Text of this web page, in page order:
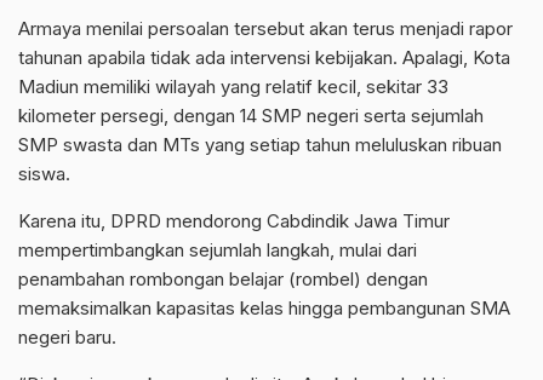
Armaya menilai persoalan tersebut akan terus menjadi rapor
tahunan apabila tidak ada intervensi kebijakan. Apalagi, Kota
Madiun memiliki wilayah yang relatif kecil, sekitar 33
kilometer persegi, dengan 14 SMP negeri serta sejumlah
SMP swasta dan MTs yang setiap tahun meluluskan ribuan
siswa.
Karena itu, DPRD mendorong Cabdindik Jawa Timur
mempertimbangkan sejumlah langkah, mulai dari
penambahan rombongan belajar (rombel) dengan
memaksimalkan kapasitas kelas hingga pembangunan SMA
negeri baru.